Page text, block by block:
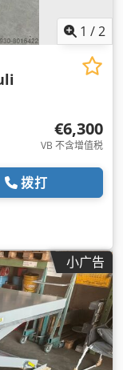
1 /2
€6,300
VB 不含增值税
拨打
小广告